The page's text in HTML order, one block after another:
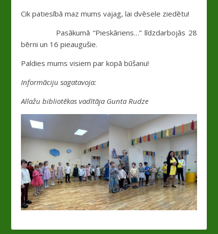
Cik patiesībā maz mums vajag, lai dvēsele ziedētu!
Pasākumā “Pieskāriens…” līdzdarbojās 28
bērni un 16 pieaugušie.
Paldies mums visiem par kopā būšanu!
Informāciju sagatavoja:
Allažu bibliotēkas vadītāja Gunta Rudze